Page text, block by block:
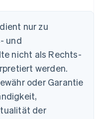
nur zu
und
nicht als Rechts-
werden.
oder Garantie
der